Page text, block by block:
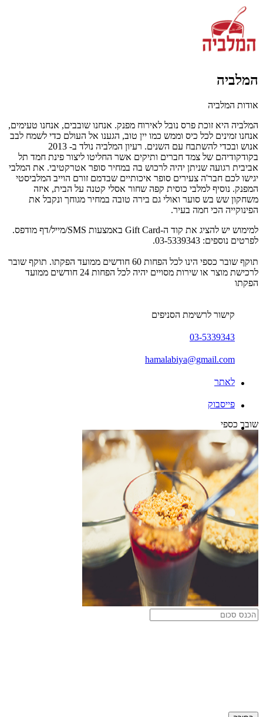
המלביה
אודות המלביה
המלביה היא זוכת פרס נובל לאירוח מפנק. אנחנו שובבים, אנחנו טעימים,
אנחנו זמינים לכל כיס וממש כמו יין טוב, הגענו אל העולם כדי לשמח לבב
אנוש ובכדי להשתבח עם השנים. רעיון המלביה נולד ב- 2013
בקודקודיהם של צמד חברים ותיקים אשר החליטו ליצור פינת חמד תל
אביבית רגועה שניתן יהיה לרכוש בה במחיר סופר אטרקטיבי. את המלבי
יגישו לכם חבר'ה צעירים סופר איכותיים שבדמם זורם הוייב המלביסטי
המפנק. נוסיף למלבי כוסית קפה שחור אסלי קטנה על הבית, איזה
משחקון שש בש סוער ואולי גם בירה טובה במחיר מגוחך ונקבל את
הפינוקייה הכי חמה בעיר.
למימוש יש להציג את קוד ה-Gift Card באמצעות SMS/מייל/דף מודפס.
לפרטים נוספים: 03-5339343.
תוקף שובר כספי הינו לכל הפחות 60 חודשים ממועד הפקתו. תוקף שובר
לרכישת מוצר או שירות מסויים יהיה לכל הפחות 24 חודשים ממועד
הפקתו
קישור לרשימת הסניפים
03-5339343
hamalabiya@gmail.com
לאתר
פייסבוק
שובר כספי